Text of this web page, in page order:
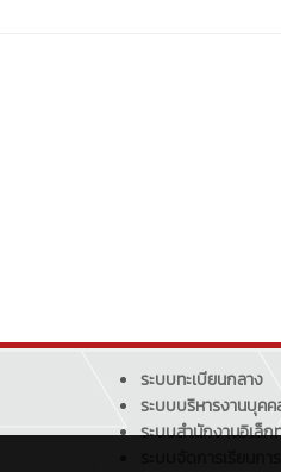
ระบบทะเบียนกลาง
ระบบบริหารงานบุคค
ระบบสำนักงานอิเล็